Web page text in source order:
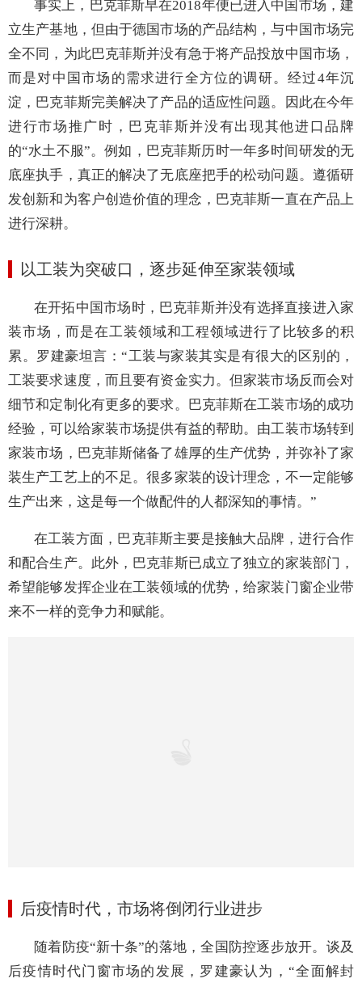
事实上，巴克菲斯早在2018年便已进入中国市场，建
立生产基地，但由于德国市场的产品结构，与中国市场完
全不同，为此巴克菲斯并没有急于将产品投放中国市场，
而是对中国市场的需求进行全方位的调研。经过4年沉
淀， 巴克菲斯完美解决了产品的适应性问题。因此在今年
进行市场推广时，巴克菲斯并没有出现其他进口品牌
的“水土不服”。例如，巴克菲斯历时一年多时间研发的无
底座执手，真正的解决了无底座把手的松动问题。遵循研
发创新和为客户创造价值的理念，巴克菲斯一直在产品上
进行深耕。
以工装为突破口，逐步延伸至家装领域
在开拓中国市场时，巴克菲斯并没有选择直接进入家
装市场，而是在工装领域和工程领域进行了比较多的积
累 。罗建豪坦言： “工装与家装其实是有很大的区别的，
工装要求速度，而且要有资金实力。但家装市场反而会对
细节和定制化有更多的要求。巴克菲斯在工装市场的成功
经验，可以给家装市场提供有益的帮助。由工装市场转到
家装市场，巴克菲斯储备了雄厚的生产优势，并弥补了家
装生产工艺上的不足。很多家装的设计理念，不一定能够
生产出来，这是每一个做配件的人都深知的事情。”
在工装方面，巴克菲斯主要是接触大品牌，进行合作
和配合生产。此外，巴克菲斯已成立了独立的家装部门，
希望能够发挥企业在工装领域的优势，给家装门窗企业带
来不一样的竞争力和赋能。
后疫情时代 ， 市场将倒闭行业进步
随着防疫“新十条”的落地，全国防控逐步放开。谈及
后疫情时代门窗市场的发展，罗建豪认为， “全面解封